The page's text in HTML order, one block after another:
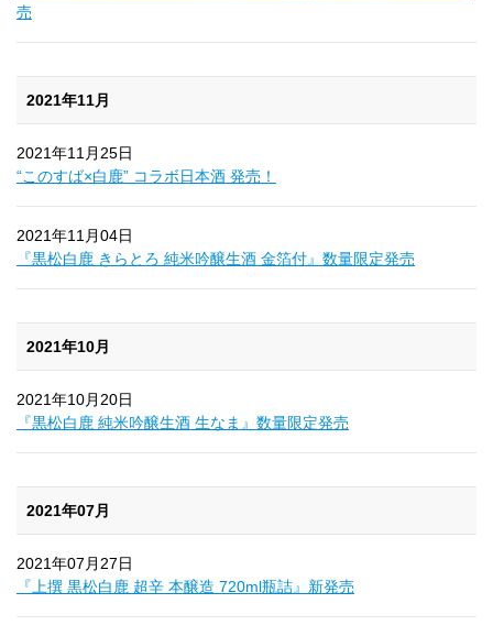
売
2021年11月
2021年11月25日
“このすば×白鹿” コラボ日本酒 発売！
2021年11月04日
『黒松白鹿 きらとろ 純米吟醸生酒 金箔付』数量限定発売
2021年10月
2021年10月20日
『黒松白鹿 純米吟醸生酒 生なま』数量限定発売
2021年07月
2021年07月27日
『上撰 黒松白鹿 超辛 本醸造 720ml瓶詰』新発売